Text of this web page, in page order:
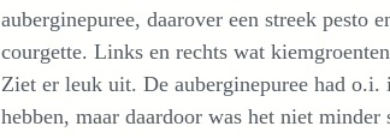
auberginepuree, daarover een streek pesto
courgette. Links en rechts wat
Ziet er leuk uit. De auberginepuree had o.i.
hebben, maar daardoor was het niet minder